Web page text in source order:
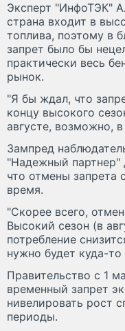
Эксперт "ИнфоТЭК"
страна входит в
топлива, поэтому в
запрет было бы
практически весь
рынок.
"Я бы ждал, что
концу высокого
августе, возможно,
Зампред
"Надежный партнер"
что отмены запрета
время.
"Скорее всего,
Высокий сезон (в
потребление
нужно будет куда-то
Правительство с 1
временный запрет
нивелировать рост
периоды.